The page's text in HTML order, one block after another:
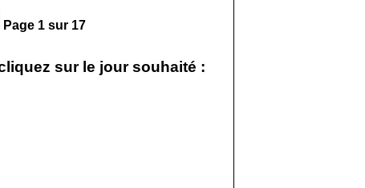
Page 1 sur 17
sur le jour souhaité :